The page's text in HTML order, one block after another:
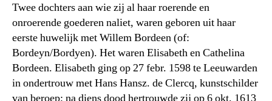
Twee dochters aan wie zij al haar roerende en
onroerende goederen naliet, waren geboren uit haar
eerste huwelijk met Willem Bordeen (of:
Bordeyn/Bordyen). Het waren Elisabeth en Cathelina
Bordeen. Elisabeth ging op 27 febr. 1598 te Leeuwarden
in ondertrouw met Hans Hansz. de Clercq, kunstschilder